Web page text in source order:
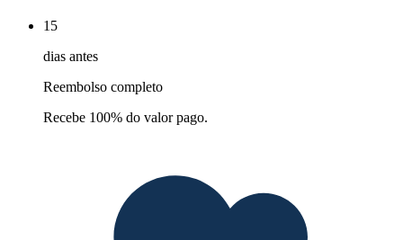
15
dias antes
Reembolso completo
Recebe 100% do valor pago.